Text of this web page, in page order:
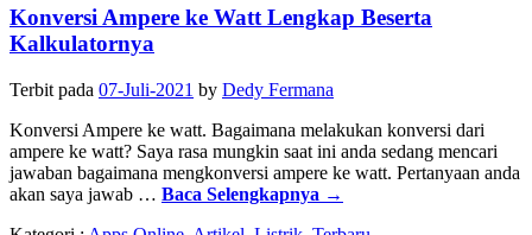
Konversi Ampere ke Watt Lengkap Beserta
Kalkulatornya
Terbit pada 07-Juli-2021 by Dedy Fermana
Konversi Ampere ke watt. Bagaimana melakukan konversi dari
ampere ke watt? Saya rasa mungkin saat ini anda sedang mencari
jawaban bagaimana mengkonversi ampere ke watt. Pertanyaan anda
akan saya jawab … Baca Selengkapnya →